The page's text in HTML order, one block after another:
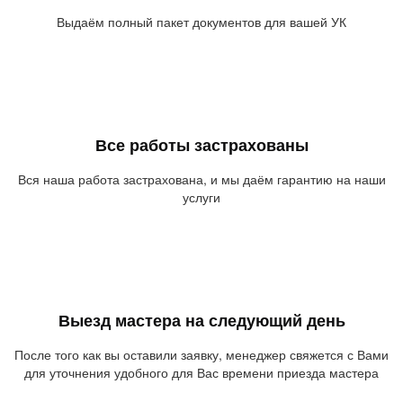
Выдаём полный пакет документов для вашей УК
Все работы застрахованы
Вся наша работа застрахована, и мы даём гарантию на наши
услуги
Выезд мастера на следующий день
После того как вы оставили заявку, менеджер свяжется с Вами
для уточнения удобного для Вас времени приезда мастера